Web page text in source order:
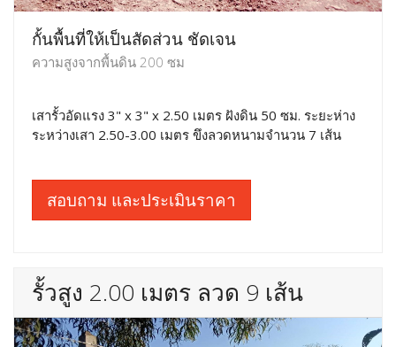
กั้นพื้นที่ให้เป็นสัดส่วน ชัดเจน
ความสูงจากพื้นดิน 200 ซม
เสารั้วอัดแรง 3" x 3" x 2.50 เมตร ฝังดิน 50 ซม. ระยะห่าง
ระหว่างเสา 2.50-3.00 เมตร ขึงลวดหนามจำนวน 7 เส้น
สอบถาม และประเมินราคา
รั้วสูง 2.00 เมตร ลวด 9 เส้น